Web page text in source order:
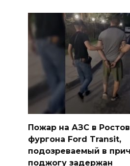
Пожар на АЗС в
фургона Ford Transit,
подозреваемый в
поджогу задержан